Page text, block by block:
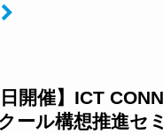
日開催】ICT
ール構想推進セ